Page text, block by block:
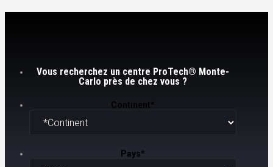
Vous recherchez un centre ProTech® Monte-
Carlo près de chez vous ?
Continent*
Pays*